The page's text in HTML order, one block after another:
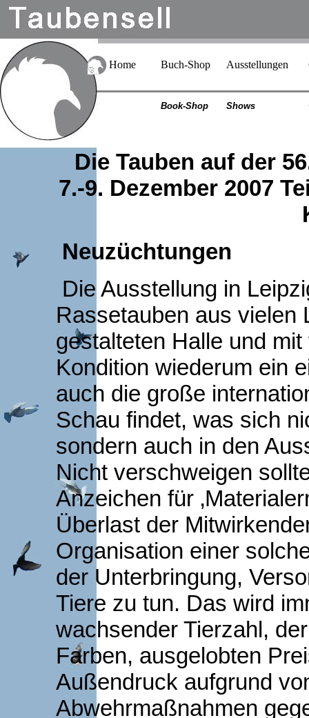
Home Buch-Shop Ausstellungen
Book-Shop Shows
Die Tauben auf der
7.-9. Dezember 2007
Neuzüchtungen
Die Ausstellung in
Rassetauben aus vielen
gestalteten Halle und
Kondition wiederum ein
auch die große
Schau findet, was sich
sondern auch in den
Nicht verschweigen
Anzeichen für
Überlast der
Organisation einer
der Unterbringung,
Tiere zu tun. Das wird
wachsender Tierzahl,
Farben, ausgelobten
Außendruck aufgrund
Abwehrmaßnahmen